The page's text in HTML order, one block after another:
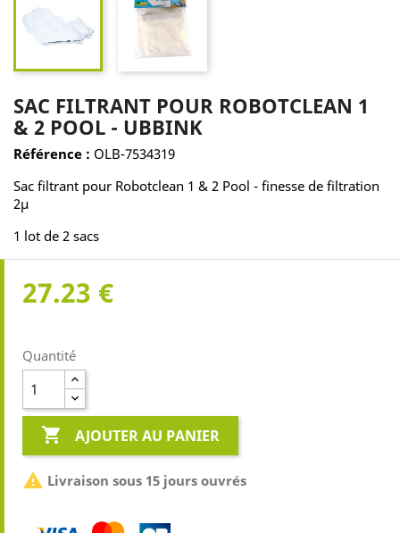
SAC FILTRANT POUR ROBOTCLEAN 1
& 2 POOL - UBBINK
Référence : OLB-7534319
Sac filtrant pour Robotclean 1 & 2 Pool - finesse de filtration
2µ
1 lot de 2 sacs
27.23 €
Quantité
 AJOUTER AU PANIER
 Livraison sous 15 jours ouvrés